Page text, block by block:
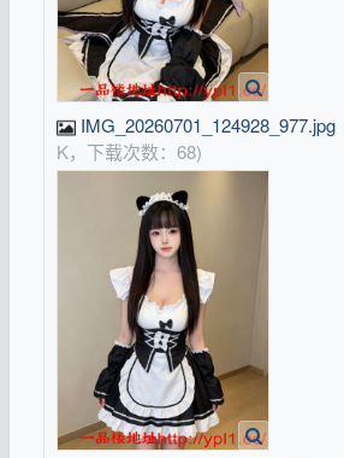
IMG_20260701_124928_977.jpg
K，下载次数：68)